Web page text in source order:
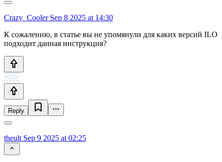
Crazy_CoolerSep 8 2025 at 14:30
К сожалению, в статье вы не упомянули для каких версий ILO
подходит данная инструкция?
Reply
theult Sep 9 2025 at 02:25